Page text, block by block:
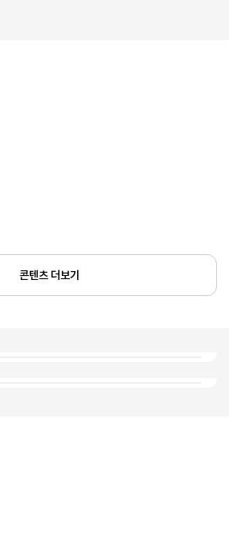
콘텐츠 더보기